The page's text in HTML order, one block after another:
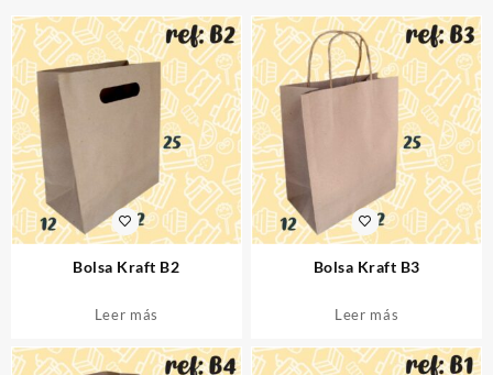
Bolsa Kraft B2
Leer más
Bolsa Kraft B3
Leer más